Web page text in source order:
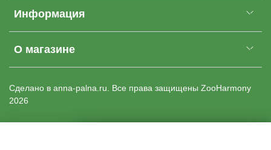
Информация
О магазине
Cделано в anna-palna.ru. Все права защищены ZooHarmony
2026